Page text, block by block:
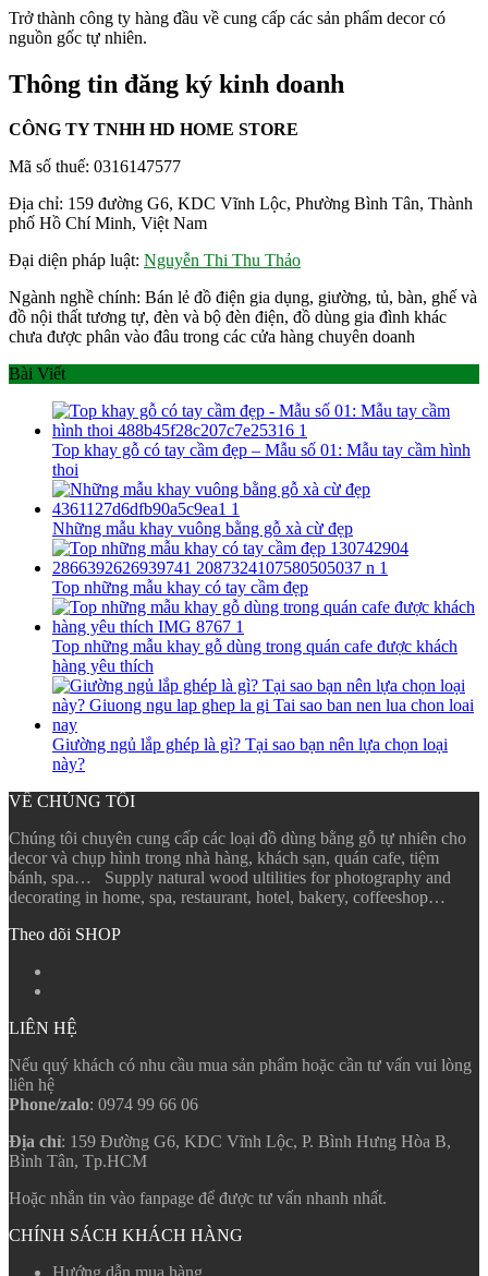
Trở thành công ty hàng đầu về cung cấp các sản phẩm decor có
nguồn gốc tự nhiên.
Thông tin đăng ký kinh doanh
CÔNG TY TNHH HD HOME STORE
Mã số thuế: 0316147577
Địa chỉ: 159 đường G6, KDC Vĩnh Lộc, Phường Bình Tân, Thành
phố Hồ Chí Minh, Việt Nam
Đại diện pháp luật: Nguyễn Thi Thu Thảo
Ngành nghề chính: Bán lẻ đồ điện gia dụng, giường, tủ, bàn, ghế và
đồ nội thất tương tự, đèn và bộ đèn điện, đồ dùng gia đình khác
chưa được phân vào đâu trong các cửa hàng chuyên doanh
Bài Viết
Top khay gỗ có tay cầm đẹp – Mẫu số 01: Mẫu tay cầm hình
thoi
Những mẫu khay vuông bằng gỗ xà cừ đẹp
Top những mẫu khay có tay cầm đẹp
Top những mẫu khay gỗ dùng trong quán cafe được khách
hàng yêu thích
Giường ngủ lắp ghép là gì? Tại sao bạn nên lựa chọn loại
này?
VỀ CHÚNG TÔI
Chúng tôi chuyên cung cấp các loại đồ dùng bằng gỗ tự nhiên cho
decor và chụp hình trong nhà hàng, khách sạn, quán cafe, tiệm
bánh, spa… Supply natural wood ultilities for photography and
decorating in home, spa, restaurant, hotel, bakery, coffeeshop…
Theo dõi SHOP
LIÊN HỆ
Nếu quý khách có nhu cầu mua sản phẩm hoặc cần tư vấn vui lòng
liên hệ
Phone/zalo: 0974 99 66 06
Địa chỉ: 159 Đường G6, KDC Vĩnh Lộc, P. Bình Hưng Hòa B,
Bình Tân, Tp.HCM
Hoặc nhắn tin vào fanpage để được tư vấn nhanh nhất.
CHÍNH SÁCH KHÁCH HÀNG